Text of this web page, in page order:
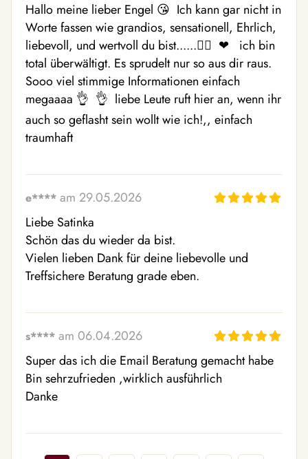
Hallo meine lieber Engel 😘  Ich kann gar nicht in
Worte fassen wie grandios, sensationell, Ehrlich,
liebevoll, und wertvoll du bist......❤️‍🔥  ❤  ️ ich bin
total überwältigt. Es sprudelt nur so aus dir raus.
Sooo viel stimmige Informationen einfach
megaaaa 👌  👌  liebe Leute ruft hier an, wenn ihr
auch so geflasht sein wollt wie ich!,, einfach
traumhaft
e**** am 29.05.2026
Liebe Satinka
Schön das du wieder da bist.
Vielen lieben Dank für deine liebevolle und
Treffsichere Beratung grade eben.
s**** am 06.04.2026
Super das ich die Email Beratung gemacht habe
Bin sehrzufrieden ,wirklich ausführlich
Danke